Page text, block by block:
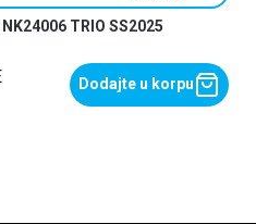
TRIO SS2025
Dodajte u korpu